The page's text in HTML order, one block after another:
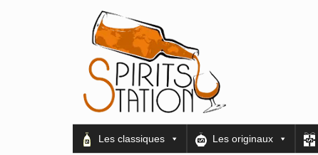
Les classiques Les originaux